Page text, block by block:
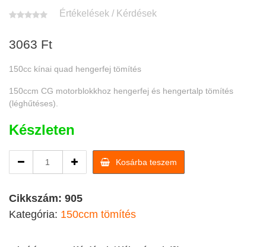
Értékelések / Kérdések
3063 Ft
150cc kínai quad hengerfej tömítés
150ccm CG motorblokkhoz hengerfej és hengertalp tömítés
(léghűtéses).
Készleten
150cc
quad
tömítés
Kosárba teszem
Cikkszám: 905
Kategória: 150ccm tömítés